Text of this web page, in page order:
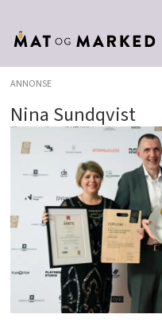
ANNONSE
Nina Sundqvist